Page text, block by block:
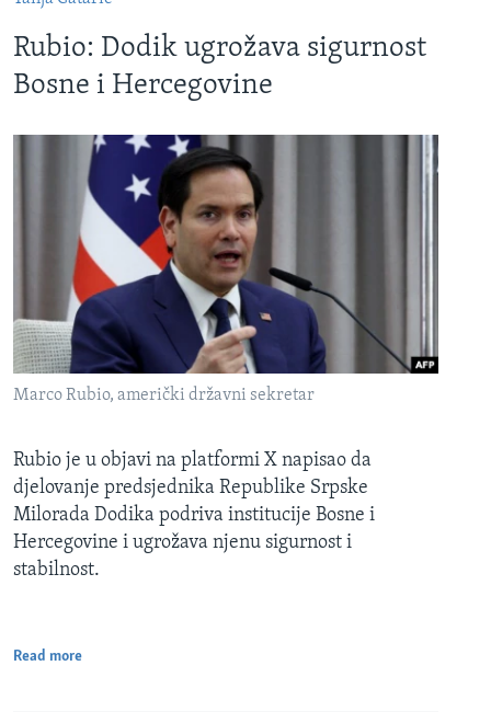
Rubio: Dodik ugrožava sigurnost
Bosne i Hercegovine
Marco Rubio, američki državni sekretar
Rubio je u objavi na platformi X napisao da
djelovanje predsjednika Republike Srpske
Milorada Dodika podriva institucije Bosne i
Hercegovine i ugrožava njenu sigurnost i
stabilnost.
Read more